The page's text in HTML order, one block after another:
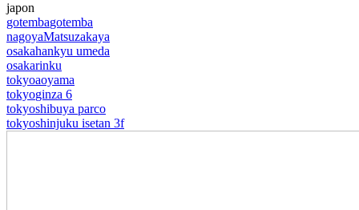
japon
gotembagotemba
nagoyaMatsuzakaya
osakahankyu umeda
osakarinku
tokyoaoyama
tokyoginza 6
tokyoshibuya parco
tokyoshinjuku isetan 3f